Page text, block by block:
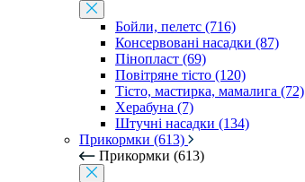
Бойли, пелетс (716)
Консервовані насадки (87)
Пінопласт (69)
Повітряне тісто (120)
Тісто, мастирка, мамалига (72)
Херабуна (7)
Штучні насадки (134)
Прикормки (613)
Прикормки (613)